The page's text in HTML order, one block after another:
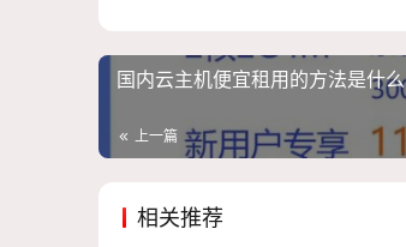
国内云主机便宜租用的方法是什么
上一篇
相关推荐